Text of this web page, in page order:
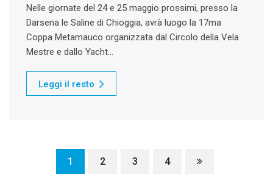
Nelle giornate del 24 e 25 maggio prossimi, presso la
Darsena le Saline di Chioggia, avrà luogo la 17ma
Coppa Metamauco organizzata dal Circolo della Vela
Mestre e dallo Yacht…
Leggi il resto
1 2 3 4